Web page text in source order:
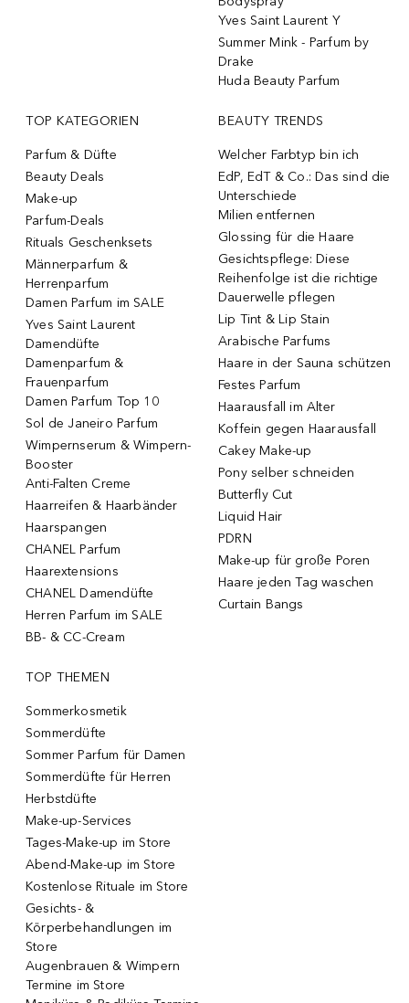
Yves Saint Laurent Y
Summer Mink - Parfum by
Drake
Huda Beauty Parfum
TOP KATEGORIEN
Parfum & Düfte
Beauty Deals
Make-up
Parfum-Deals
Rituals Geschenksets
Männerparfum &
Herrenparfum
Damen Parfum im SALE
Yves Saint Laurent
Damendüfte
Damenparfum &
Frauenparfum
Damen Parfum Top 10
Sol de Janeiro Parfum
Wimpernserum & Wimpern-
Booster
Anti-Falten Creme
Haarreifen & Haarbänder
Haarspangen
CHANEL Parfum
Haarextensions
CHANEL Damendüfte
Herren Parfum im SALE
BB- & CC-Cream
BEAUTY TRENDS
Welcher Farbtyp bin ich
EdP, EdT & Co.: Das sind die
Unterschiede
Milien entfernen
Glossing für die Haare
Gesichtspflege: Diese
Reihenfolge ist die richtige
Dauerwelle pflegen
Lip Tint & Lip Stain
Arabische Parfums
Haare in der Sauna schützen
Festes Parfum
Haarausfall im Alter
Koffein gegen Haarausfall
Cakey Make-up
Pony selber schneiden
Butterfly Cut
Liquid Hair
PDRN
Make-up für große Poren
Haare jeden Tag waschen
Curtain Bangs
TOP THEMEN
Sommerkosmetik
Sommerdüfte
Sommer Parfum für Damen
Sommerdüfte für Herren
Herbstdüfte
Make-up-Services
Tages-Make-up im Store
Abend-Make-up im Store
Kostenlose Rituale im Store
Gesichts- &
Körperbehandlungen im
Store
Augenbrauen & Wimpern
Termine im Store